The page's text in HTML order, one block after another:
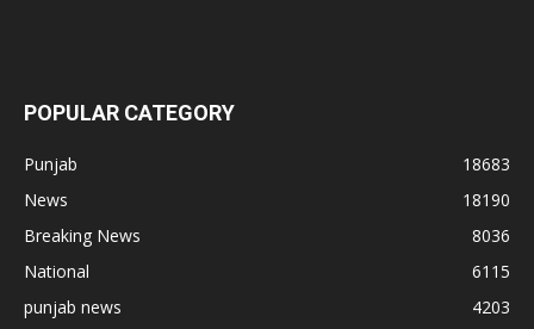
POPULAR CATEGORY
Punjab
18683
News
18190
Breaking News
8036
National
6115
punjab news
4203